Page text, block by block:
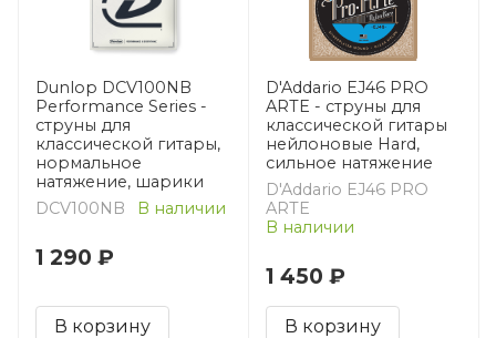
Dunlop DCV100NB
Performance Series -
струны для
классической гитары,
нормальное
натяжение, шарики
DCV100NB
В наличии
1 290 ₽
В корзину
D'Addario EJ46 PRO
ARTE - струны для
классической гитары
нейлоновые Hard,
сильное натяжение
D'Addario EJ46 PRO
ARTE
В наличии
1 450 ₽
В корзину